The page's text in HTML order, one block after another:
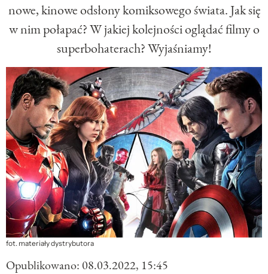
nowe, kinowe odsłony komiksowego świata. Jak się
w nim połapać? W jakiej kolejności oglądać filmy o
superbohaterach? Wyjaśniamy!
fot. materiały dystrybutora
Opublikowano: 08.03.2022, 15:45